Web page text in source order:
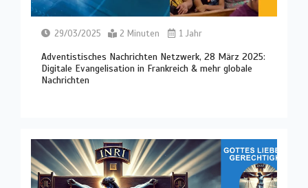
29/03/2025 2 Minuten 1 Jahr
Adventistisches Nachrichten Netzwerk, 28 März 2025:
Digitale Evangelisation in Frankreich & mehr globale
Nachrichten